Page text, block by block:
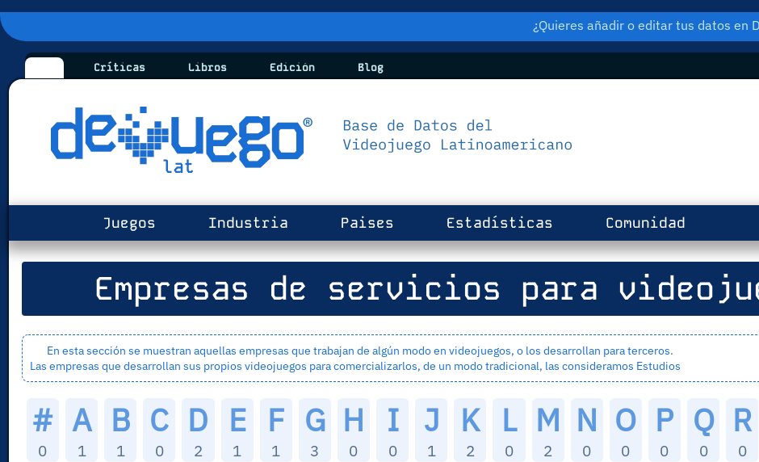
¿Quieres añadir o editar tus datos en
Críticas Libros Edición Blog
Juegos Industria Paises Estadísticas Comunidad
Empresas de servicios para
En esta sección se muestran aquellas empresas que trabajan de algún modo en videojuegos, o los desarrollan para terceros.
Las empresas que desarrollan sus propios videojuegos para comercializarlos, de un modo tradicional, las consideramos Estudios
#
0
A
1
B
1
C
0
D
2
E
1
F
1
G
3
H
0
I
0
J
1
K
2
L
0
M
2
N
0
O
0
P
0
Q
0
R
0